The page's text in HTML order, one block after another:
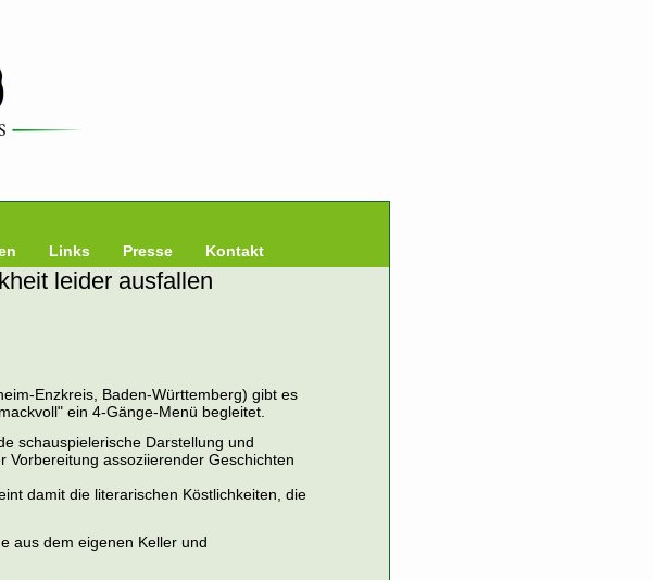
Links Presse Kontakt
leider ausfallen
Enzkreis, Baden-Württemberg) gibt es
ein 4-Gänge-Menü begleitet.
schauspielerische Darstellung und
assoziierender Geschichten
damit die literarischen Köstlichkeiten, die
aus dem eigenen Keller und